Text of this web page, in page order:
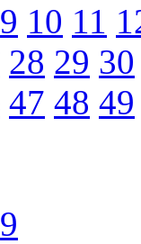
9 10 11
28 29 30
47 48 49
9